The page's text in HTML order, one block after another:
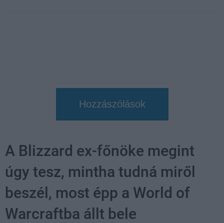
Hozzászólások
A Blizzard ex-főnöke megint
úgy tesz, mintha tudná miről
beszél, most épp a World of
Warcraftba állt bele